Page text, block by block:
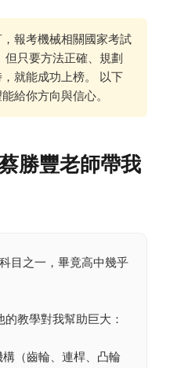
報考機械相關國家考試
只要方法正確、規劃
就能成功上榜。 以下
給你方向與信心。
勝豐老師帶我
目之一，畢竟高中幾乎
教學對我幫助巨大：
（齒輪、連桿、凸輪